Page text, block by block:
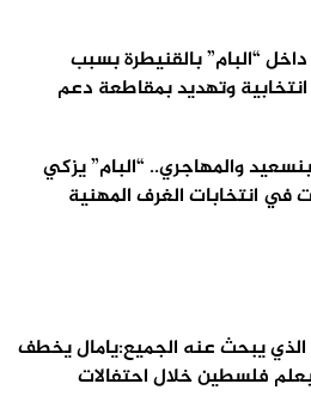
“البام” بالقنيطرة بسبب
وتهديد بمقاطعة دعم
والمهاجري.. “البام” يزكي
في انتخابات الغرف المهنية
الذي يبحث عنه الجميع:يامال يخطف
بعلم فلسطين خلال احتفالات